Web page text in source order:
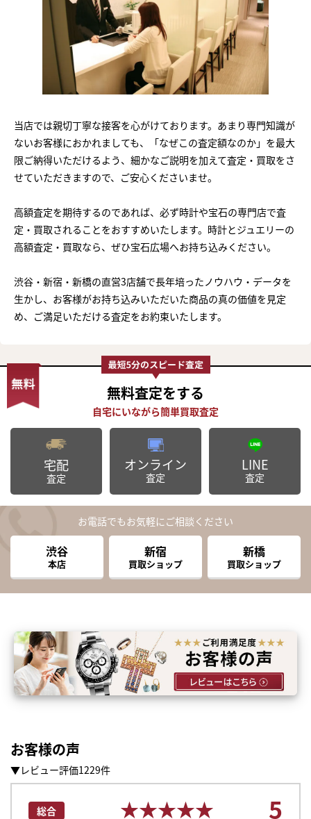
当店では親切丁寧な接客を心がけております。あまり専門知識が
ないお客様におかれましても、「なぜこの査定額なのか」を最大
限ご納得いただけるよう、細かなご説明を加えて査定・買取をさ
せていただきますので、ご安心くださいませ。
高額査定を期待するのであれば、必ず時計や宝石の専門店で査
定・買取されることをおすすめいたします。時計とジュエリーの
高額査定・買取なら、ぜひ宝石広場へお持ち込みください。
渋谷・新宿・新橋の直営3店舗で長年培ったノウハウ・データを
生かし、お客様がお持ち込みいただいた商品の真の価値を見定
め、ご満足いただける査定をお約束いたします。
無料査定をする
宅配
査定
オンライン
査定
LINE
査定
お電話でもお気軽にご相談ください
渋谷
本店
新宿
買取ショップ
新橋
買取ショップ
お客様の声
▼レビュー評価1229件
総合 ★★★★★
★★★★★ 5
まずは